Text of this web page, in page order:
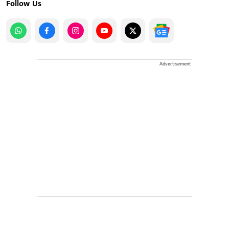
Follow Us
Advertisement